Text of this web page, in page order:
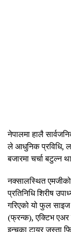
नेपालमा हालै
ले आधुनिक प्रविधि,
बजारमा चर्चा बटुल्न
नक्सालस्थित
प्रतिनिधि शिरीष
गरिएको यो फुल
(फ्रन्क), एक्टिभ
इन्चका टायर जस्ता